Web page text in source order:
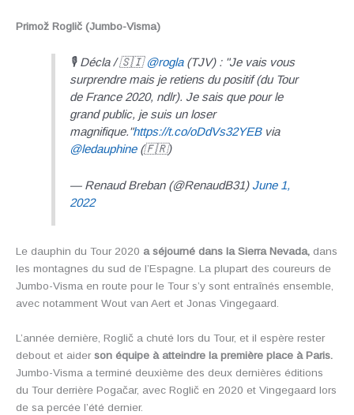
Primož Roglič (Jumbo-Visma)
🎙 Décla / 🇸🇮@rogla(TJV) : "Je vais vous
surprendre mais je retiens du positif (du Tour
de France 2020, ndlr). Je sais que pour le
grand public, je suis un loser
magnifique."https://t.co/oDdVs32YEBvia
@ledauphine(🇫🇷)
— Renaud Breban (@RenaudB31) June 1,
2022
Le dauphin du Tour 2020 a séjourné dans la Sierra Nevada, dans
les montagnes du sud de l’Espagne. La plupart des coureurs de
Jumbo-Visma en route pour le Tour s’y sont entraînés ensemble,
avec notamment Wout van Aert et Jonas Vingegaard.
L’année dernière, Roglič a chuté lors du Tour, et il espère rester
debout et aider son équipe à atteindre la première place à Paris.
Jumbo-Visma a terminé deuxième des deux dernières éditions
du Tour derrière Pogačar, avec Roglič en 2020 et Vingegaard lors
de sa percée l’été dernier.